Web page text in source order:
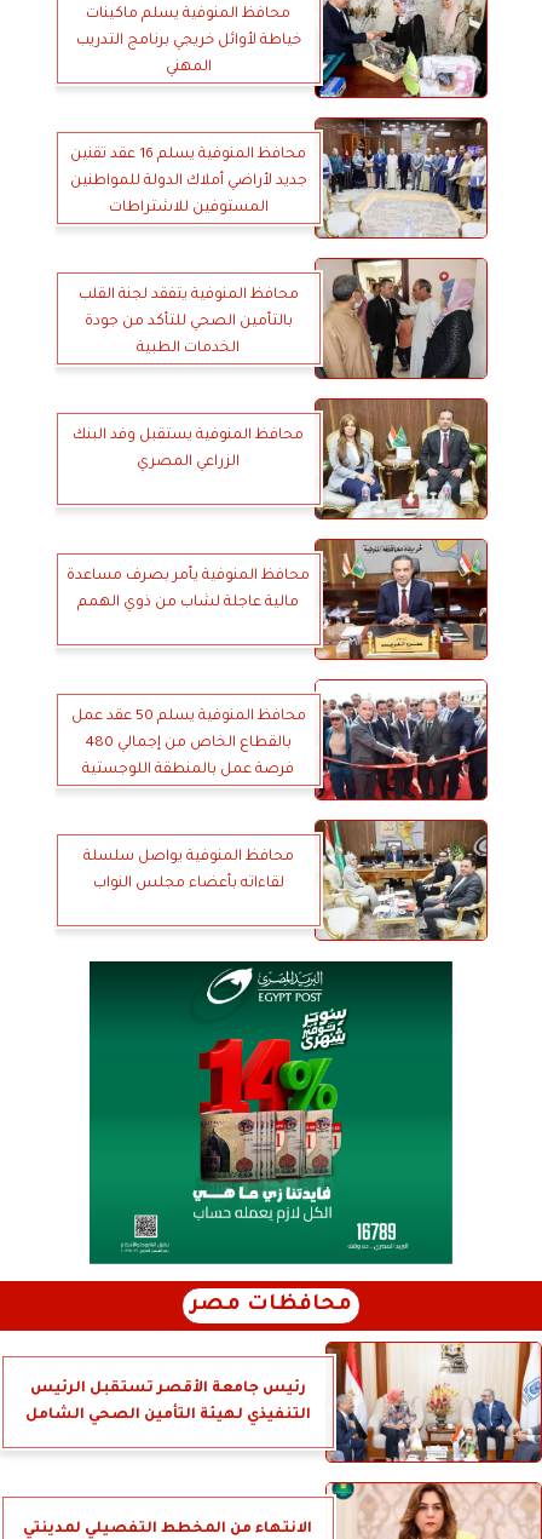
محافظ المنوفية يسلم ماكينات
خياطة لأوائل خريجي برنامج التدريب
المهني
محافظ المنوفية يسلم 16 عقد تقنين
جديد لأراضي أملاك الدولة للمواطنين
المستوفين للاشتراطات
محافظ المنوفية يتفقد لجنة القلب
بالتأمين الصحي للتأكد من جودة
الخدمات الطبية
محافظ المنوفية يستقبل وفد البنك
الزراعي المصري
محافظ المنوفية يأمر بصرف مساعدة
مالية عاجلة لشاب من ذوي الهمم
محافظ المنوفية يسلم 50 عقد عمل
بالقطاع الخاص من إجمالي 480
فرصة عمل بالمنطقة اللوجستية
محافظ المنوفية يواصل سلسلة
لقاءاته بأعضاء مجلس النواب
محافظات مصر
رئيس جامعة الأقصر تستقبل الرئيس
التنفيذي لهيئة التأمين الصحي الشامل
الانتهاء من المخطط التفصيلي لمدينتي